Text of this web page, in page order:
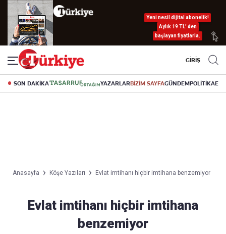
Yeni nesil dijital abonelik!
Aylık 19 TL’ den
başlayan fiyatlarla.
GİRİŞ
SON DAKİKA YAZARLARBİZİM SAYFAGÜNDEMPOLİTİKA
Anasayfa Köşe Yazıları Evlat imtihanı hiçbir imtihana benzemiyor
Evlat imtihanı hiçbir imtihana
benzemiyor